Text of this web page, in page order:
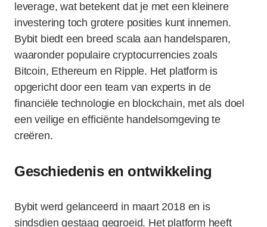
leverage, wat betekent dat je met een kleinere
investering toch grotere posities kunt innemen.
Bybit biedt een breed scala aan handelsparen,
waaronder populaire cryptocurrencies zoals
Bitcoin, Ethereum en Ripple. Het platform is
opgericht door een team van experts in de
financiële technologie en blockchain, met als doel
een veilige en efficiënte handelsomgeving te
creëren.
Geschiedenis en ontwikkeling
Bybit werd gelanceerd in maart 2018 en is
sindsdien gestaag gegroeid. Het platform heeft